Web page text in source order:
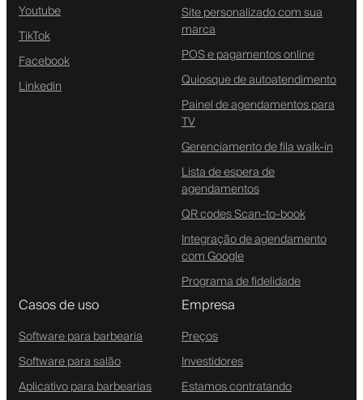
Youtube
TikTok
Facebook
Linkedin
Site personalizado com sua
marca
POS e pagamentos online
Quiosque de autoatendimento
Painel de agendamentos para
TV
Gerenciamento de fila walk-in
Lista de espera de
agendamentos
QR codes Scan-to-book
Integração de agendamento
com Google
Programa de fidelidade
Casos de uso
Software para barbearia
Software para salão
Aplicativo para barbearias
Empresa
Preços
Investidores
Estamos contratando